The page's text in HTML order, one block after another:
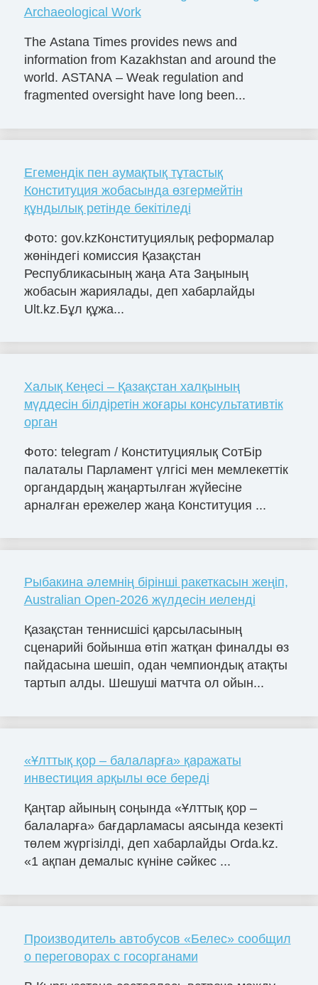
Archaeological Work
The Astana Times provides news and
information from Kazakhstan and around the
world. ASTANA – Weak regulation and
fragmented oversight have long been...
Егемендік пен аумақтық тұтастық
Конституция жобасында өзгермейтін
құндылық ретінде бекітіледі
Фото: gov.kzКонституциялық реформалар
жөніндегі комиссия Қазақстан
Республикасының жаңа Ата Заңының
жобасын жариялады, деп хабарлайды
Ult.kz.Бұл құжа...
Халық Кеңесі – Қазақстан халқының
мүддесін білдіретін жоғары консультативтік
орган
Фото: telegram / Конституциялық СотБір
палаталы Парламент үлгісі мен мемлекеттік
органдардың жаңартылған жүйесіне
арналған ережелер жаңа Конституция ...
Рыбакина әлемнің бірінші ракеткасын жеңіп,
Australian Open-2026 жүлдесін иеленді
Қазақстан теннисшісі қарсыласының
сценарийі бойынша өтіп жатқан финалды өз
пайдасына шешіп, одан чемпиондық атақты
тартып алды. Шешуші матчта ол ойын...
«Ұлттық қор – балаларға» қаражаты
инвестиция арқылы өсе береді
Қаңтар айының соңында «Ұлттық қор –
балаларға» бағдарламасы аясында кезекті
төлем жүргізілді, деп хабарлайды Orda.kz.
«1 ақпан демалыс күніне сәйкес ...
Производитель автобусов «Белес» сообщил
о переговорах с госорганами